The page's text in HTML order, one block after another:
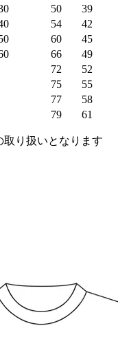
50
39
54
42
60
45
66
49
72
52
75
55
77
58
79 61
り扱いとなります